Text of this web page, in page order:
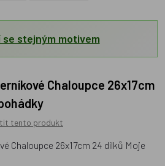
se stejným motivem
tento produkt
Chaloupce 26x17cm 24 dílků Moje